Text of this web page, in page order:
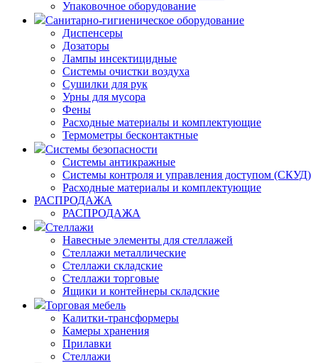
Упаковочное оборудование
Санитарно-гигиеническое оборудование
Диспенсеры
Дозаторы
Лампы инсектицидные
Системы очистки воздуха
Сушилки для рук
Урны для мусора
Фены
Расходные материалы и комплектующие
Термометры бесконтактные
Системы безопасности
Системы антикражные
Системы контроля и управления доступом (СКУД)
Расходные материалы и комплектующие
РАСПРОДАЖА
РАСПРОДАЖА
Стеллажи
Навесные элементы для стеллажей
Стеллажи металлические
Стеллажи складские
Стеллажи торговые
Ящики и контейнеры складские
Торговая мебель
Калитки-трансформеры
Камеры хранения
Прилавки
Стеллажи